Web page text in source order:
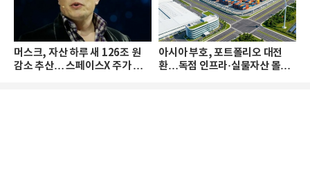
머스크, 자산 하루 새 126조 원
감소 추산… 스페이스X 주가 하
아시아 부호, 포트폴리오 대전
환…독점 인프라·실물자산 몰린